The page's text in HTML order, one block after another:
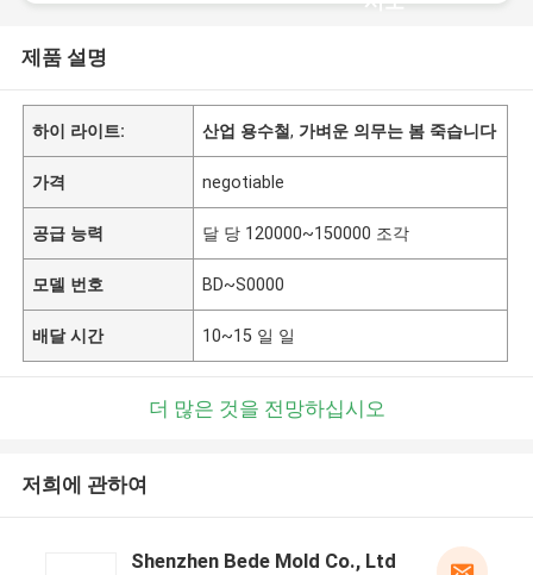
제품 설명
하이 라이트: 산업 용수철, 가벼운 의무는 봄 죽습니다
가격 negotiable
공급 능력 달 당 120000~150000 조각
모델 번호 BD~S0000
배달 시간 10~15 일 일
더 많은 것을 전망하십시오
저희에 관하여
Shenzhen Bede Mold Co., Ltd